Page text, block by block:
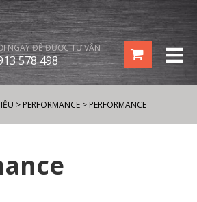
NGAY ĐỂ ĐƯỢC TƯ VẤN
578 498
> PERFORMANCE > PERFORMANCE